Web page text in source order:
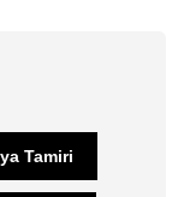
Tamiri